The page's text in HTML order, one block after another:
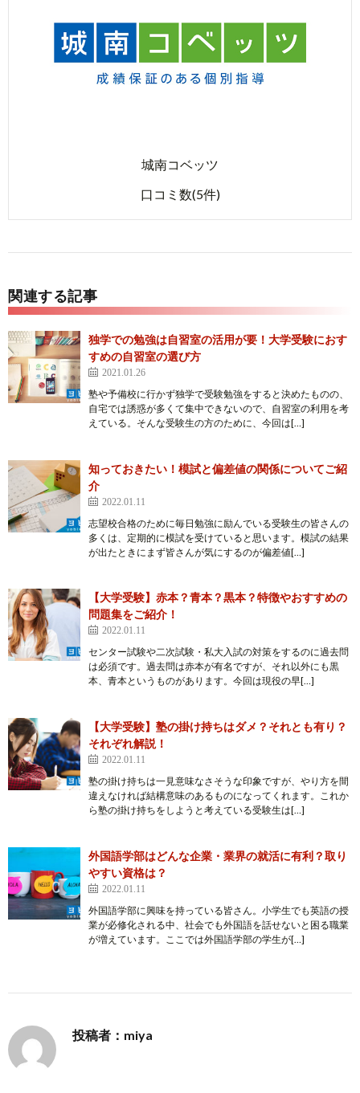
城南コベッツ
口コミ数(5件)
関連する記事
独学での勉強は自習室の活用が要！大学受験におす
すめの自習室の選び方
2021.01.26
塾や予備校に行かず独学で受験勉強をすると決めたものの、
自宅では誘惑が多くて集中できないので、自習室の利用を考
えている。そんな受験生の方のために、今回は[…]
知っておきたい！模試と偏差値の関係についてご紹
介
2022.01.11
志望校合格のために毎日勉強に励んでいる受験生の皆さんの
多くは、定期的に模試を受けていると思います。模試の結果
が出たときにまず皆さんが気にするのが偏差値[…]
【大学受験】赤本？青本？黒本？特徴やおすすめの
問題集をご紹介！
2022.01.11
センター試験や二次試験・私大入試の対策をするのに過去問
は必須です。過去問は赤本が有名ですが、それ以外にも黒
本、青本というものがあります。今回は現役の早[…]
【大学受験】塾の掛け持ちはダメ？それとも有り？
それぞれ解説！
2022.01.11
塾の掛け持ちは一見意味なさそうな印象ですが、やり方を間
違えなければ結構意味のあるものになってくれます。これか
ら塾の掛け持ちをしようと考えている受験生は[…]
外国語学部はどんな企業・業界の就活に有利？取り
やすい資格は？
2022.01.11
外国語学部に興味を持っている皆さん。小学生でも英語の授
業が必修化される中、社会でも外国語を話せないと困る職業
が増えています。ここでは外国語学部の学生が[…]
投稿者：miya